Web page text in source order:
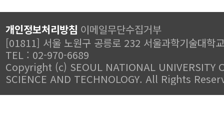
개인정보처리방침 이메일무단수집거부
[01811] 서울 노원구 공릉로 232 서울과학기술대학
TEL : 02-970-6689
Copyright (c) SEOUL NATIONAL UNIVERSITY
SCIENCE AND TECHNOLOGY. All Rights